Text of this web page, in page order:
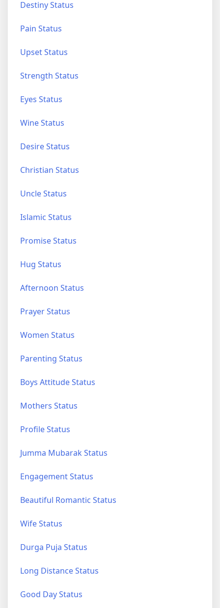
Destiny Status
Pain Status
Upset Status
Strength Status
Eyes Status
Wine Status
Desire Status
Christian Status
Uncle Status
Islamic Status
Promise Status
Hug Status
Afternoon Status
Prayer Status
Women Status
Parenting Status
Boys Attitude Status
Mothers Status
Profile Status
Jumma Mubarak Status
Engagement Status
Beautiful Romantic Status
Wife Status
Durga Puja Status
Long Distance Status
Good Day Status